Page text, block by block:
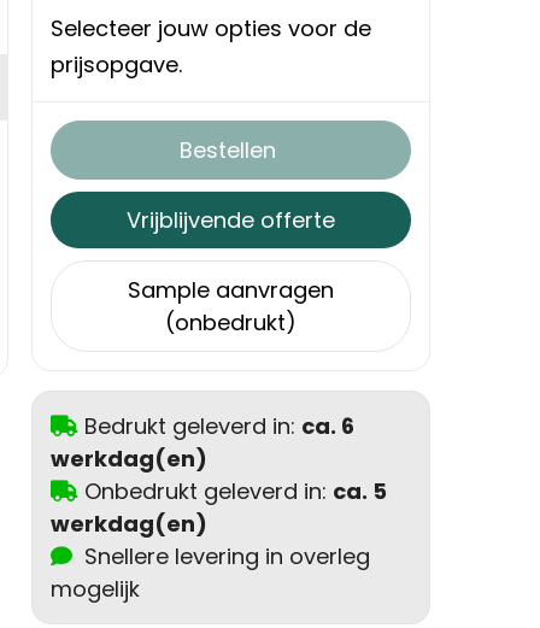
Selecteer jouw opties voor de
prijsopgave.
Bestellen
Vrijblijvende offerte
Sample aanvragen
(onbedrukt)
Bedrukt geleverd in: ca. 6
werkdag(en)
Onbedrukt geleverd in: ca. 5
werkdag(en)
Snellere levering in overleg
mogelijk